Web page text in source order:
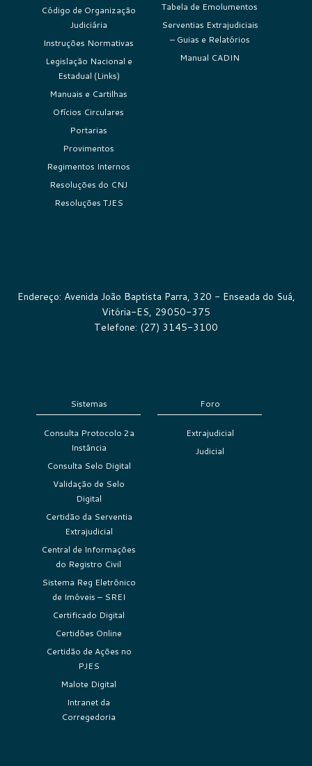
Código de Organização
Judiciária
Instruções Normativas
Legislação Nacional e
Estadual (Links)
Manuais e Cartilhas
Ofícios Circulares
Portarias
Provimentos
Regimentos Internos
Resoluções do CNJ
Resoluções TJES
Tabela de Emolumentos
Serventias Extrajudiciais
– Guias e Relatórios
Manual CADIN
Endereço: Avenida João Baptista Parra, 320 - Enseada do Suá,
Vitória-ES, 29050-375
Telefone: (27) 3145-3100
Sistemas
Consulta Protocolo 2a
Instância
Consulta Selo Digital
Validação de Selo
Digital
Certidão da Serventia
Extrajudicial
Central de Informações
do Registro Civil
Sistema Reg Eletrônico
de Imóveis – SREI
Certificado Digital
Certidões Online
Certidão de Ações no
PJES
Malote Digital
Intranet da
Corregedoria
Foro
Extrajudicial
Judicial